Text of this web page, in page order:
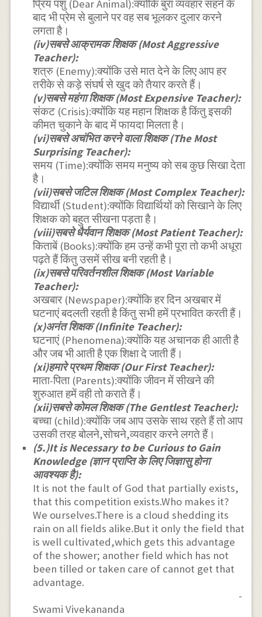
प्रिय पशु (Dear Animal):क्योंकि बुरा व्यवहार सहने के
बाद भी प्रेम से बुलाने पर वह सब भूलकर दुलार करने
लगता है।
(iv)सबसे आक्रामक शिक्षक (Most Aggressive
Teacher):
शत्रु (Enemy):क्योंकि उसे मात देने के लिए आप हर
तरीके से कड़े संघर्ष से खुद को तैयार करते हैं।
(v)सबसे महंगा शिक्षक (Most Expensive Teacher):
संकट (Crisis):क्योंकि यह महान शिक्षक है किंतु इसकी
कीमत चुकाने के बाद में फायदा मिलता है।
(vi)सबसे अचंभित करने वाला शिक्षक (The Most
Surprising Teacher):
समय (Time):क्योंकि समय मनुष्य को सब कुछ सिखा देता
है।
(vii)सबसे जटिल शिक्षक (Most Complex Teacher):
विद्यार्थी (Student):क्योंकि विद्यार्थियों को सिखाने के लिए
शिक्षक को बहुत सीखना पड़ता है।
(viii)सबसे धैर्यवान शिक्षक (Most Patient Teacher):
किताबें (Books):क्योंकि हम उन्हें कभी पूरा तो कभी अधूरा
पढ़ते हैं किंतु उसमें सीख बनी रहती है।
(ix)सबसे परिवर्तनशील शिक्षक (Most Variable
Teacher):
अखबार (Newspaper):क्योंकि हर दिन अखबार में
घटनाएं बदलती रहती है किंतु सभी हमें प्रभावित करती हैं।
(x)अनंत शिक्षक (Infinite Teacher):
घटनाएं (Phenomena):क्योंकि यह अचानक ही आती है
और जब भी आती है एक शिक्षा दे जाती हैं।
(xi)हमारे प्रथम शिक्षक (Our First Teacher):
माता-पिता (Parents):क्योंकि जीवन में सीखने की
शुरुआत हमें वही तो कराते हैं।
(xii)सबसे कोमल शिक्षक (The Gentlest Teacher):
बच्चा (child):क्योंकि जब आप उसके साथ रहते हैं तो आप
उसकी तरह बोलने,सोचने,व्यवहार करने लगते हैं।
(5.)It is Necessary to be Curious to Gain
Knowledge (ज्ञान प्राप्ति के लिए जिज्ञासु होना
आवश्यक है):
It is not the fault of God that partially exists,
that this competition exists.Who makes it?
We ourselves.There is a cloud shedding its
rain on all fields alike.But it only the field that
is well cultivated,which gets this advantage
of the shower; another field which has not
been tilled or taken care of cannot get that
advantage.
-
Swami Vivekananda